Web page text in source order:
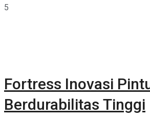
5
Fortress Inovasi
Berdurabilitas Tinggi